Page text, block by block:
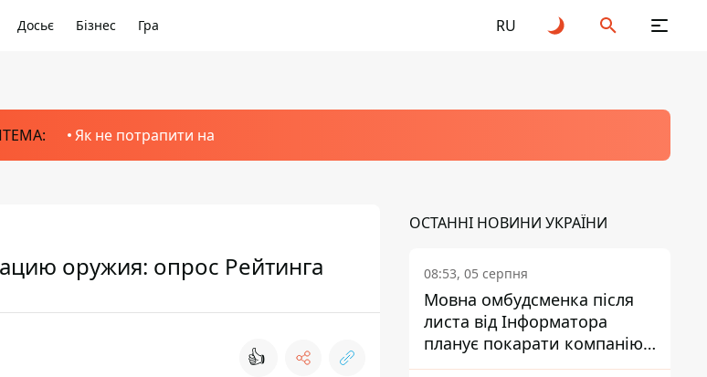
Досьє Бізнес Гра RU
Як не потрапити на
оружия: опрос Рейтинга
👍
ОСТАННІ НОВИНИ УКРАЇНИ
08:53, 05 серпня
Мовна омбудсменка після
листа від Інформатора
планує покарати компанію-
підрядника ПриватБанку